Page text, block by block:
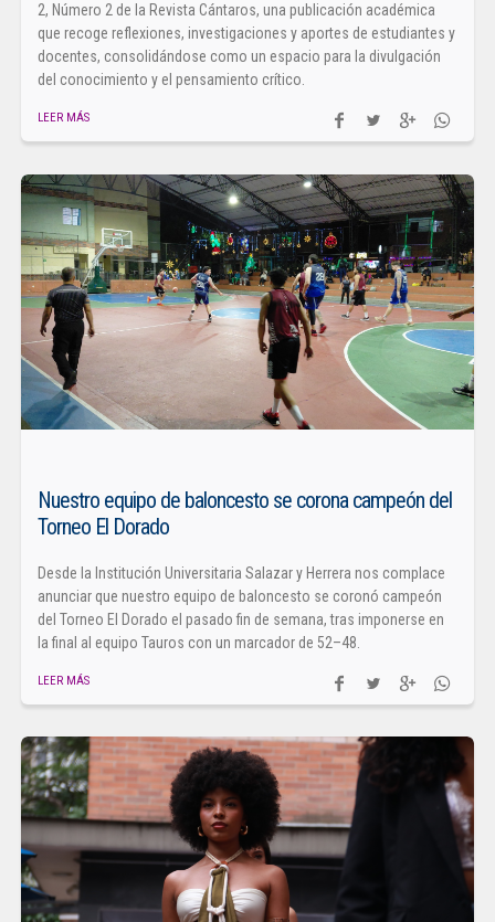
2, Número 2 de la Revista Cántaros, una publicación académica
que recoge reflexiones, investigaciones y aportes de estudiantes y
docentes, consolidándose como un espacio para la divulgación
del conocimiento y el pensamiento crítico.
LEER MÁS
Nuestro equipo de baloncesto se corona campeón del
Torneo El Dorado
Desde la Institución Universitaria Salazar y Herrera nos complace
anunciar que nuestro equipo de baloncesto se coronó campeón
del Torneo El Dorado el pasado fin de semana, tras imponerse en
la final al equipo Tauros con un marcador de 52–48.
LEER MÁS